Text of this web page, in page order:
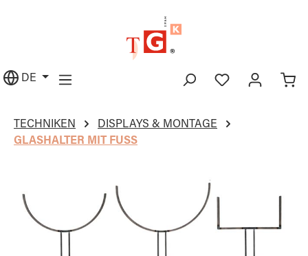
DE
TECHNIKEN
DISPLAYS & MONTAGE
GLASHALTER MIT FUSS